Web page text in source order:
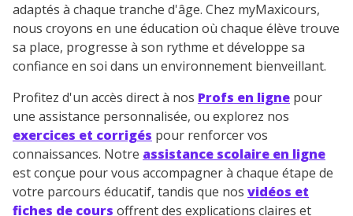
adaptés à chaque tranche d'âge. Chez myMaxicours,
nous croyons en une éducation où chaque élève trouve
sa place, progresse à son rythme et développe sa
confiance en soi dans un environnement bienveillant.
Profitez d'un accès direct à nos Profs en ligne pour
une assistance personnalisée, ou explorez nos
exercices et corrigés pour renforcer vos
connaissances. Notre assistance scolaire en ligne
est conçue pour vous accompagner à chaque étape de
votre parcours éducatif, tandis que nos vidéos et
fiches de cours offrent des explications claires et